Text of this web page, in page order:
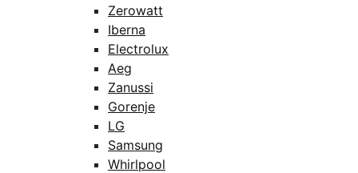
Zerowatt
Iberna
Electrolux
Aeg
Zanussi
Gorenje
LG
Samsung
Whirlpool